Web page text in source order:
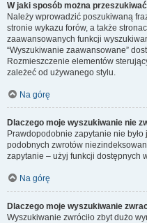
W jaki sposób można
Należy wprowadzić poszukiwaną
stronie wykazu forów, a także
zaawansowanych funkcji
“Wyszukiwanie zaawansowane”
Rozmieszczenie elementów
zależeć od używanego stylu.
Na górę
Dlaczego moje wyszukiwanie nie
Prawdopodobnie zapytanie nie
podobnych zwrotów
zapytanie – użyj funkcji dostępnych
Na górę
Dlaczego moje wyszukiwanie
Wyszukiwanie zwróciło zbyt dużo